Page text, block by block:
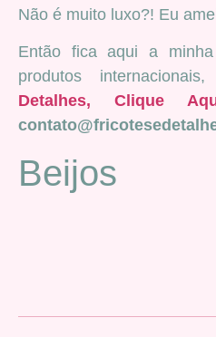
Não é muito luxo?! Eu
Então fica aqui a
produtos internacionais,
Detalhes,
Clique
Beijos